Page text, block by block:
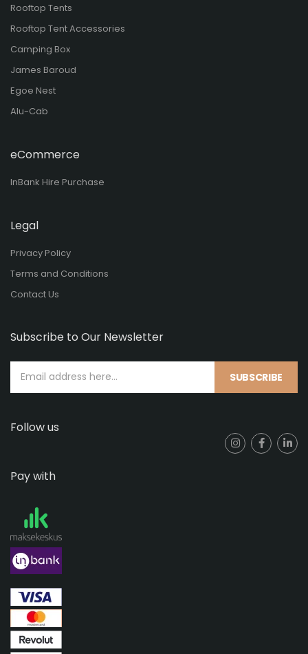
Rooftop Tents
Rooftop Tent Accessories
Camping Box
James Baroud
Egoe Nest
Alu-Cab
eCommerce
InBank Hire Purchase
Legal
Privacy Policy
Terms and Conditions
Contact Us
Subscribe to Our Newsletter
SUBSCRIBE
Follow us
Pay with